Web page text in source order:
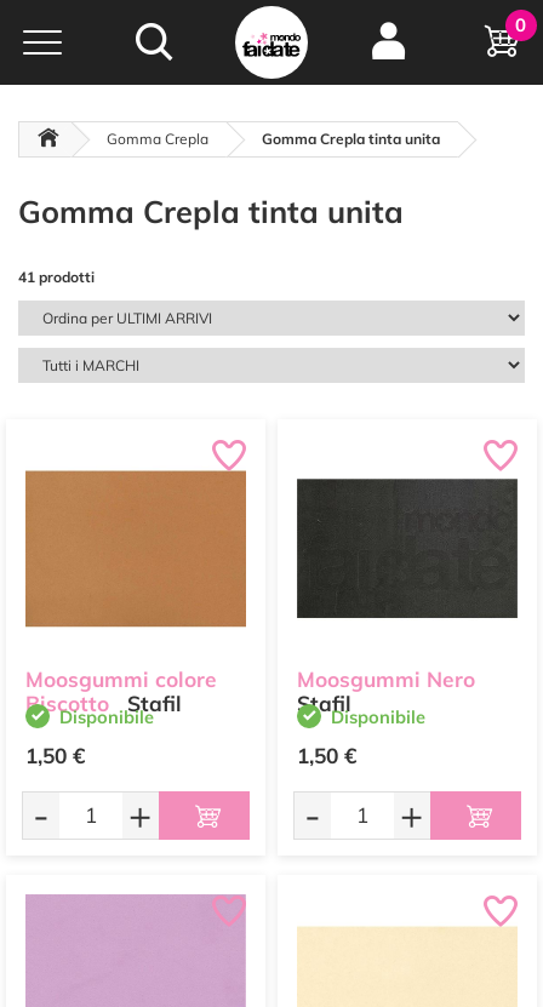
Hobby e
creatività...
oltre 15 anni online
0
Gomma Crepla Gomma Crepla tinta unita
Gomma Crepla tinta unita
41 prodotti
Moosgummi colore
Biscotto
Stafil
Disponibile
1,50 €
- +
Moosgummi Nero
Stafil
Disponibile
1,50 €
- +